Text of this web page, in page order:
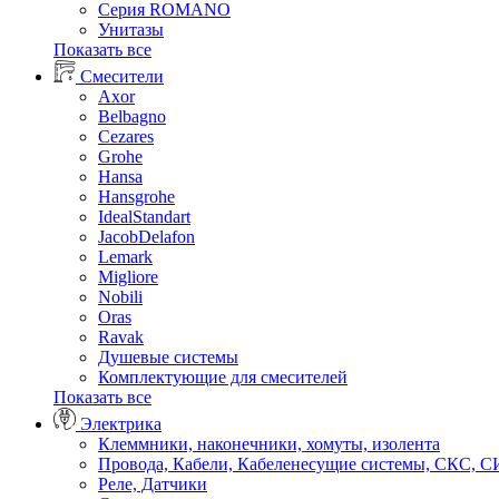
Серия ROMANO
Унитазы
Показать все
Смесители
Axor
Belbagno
Cezares
Grohe
Hansa
Hansgrohe
IdealStandart
JacobDelafon
Lemark
Migliore
Nobili
Oras
Ravak
Душевые системы
Комплектующие для смесителей
Показать все
Электрика
Клеммники, наконечники, хомуты, изолента
Провода, Кабели, Кабеленесущие системы, СКС,
Реле, Датчики